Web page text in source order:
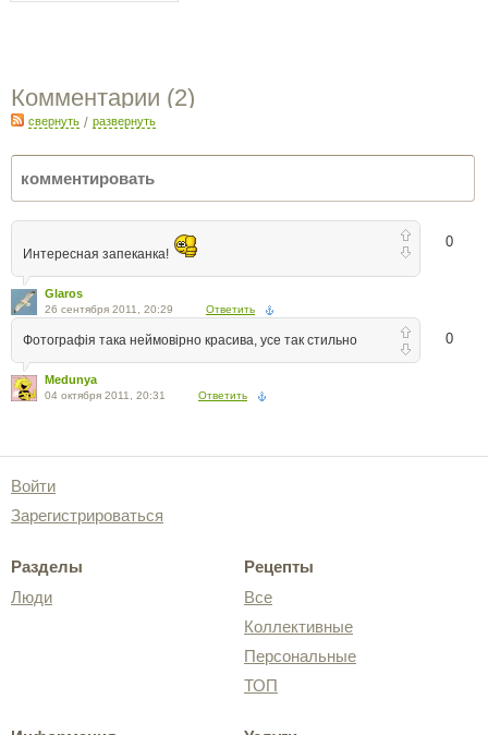
Комментарии (2)
свернуть / развернуть
0
Интересная запеканка!
Glaros
26 сентября 2011, 20:29 Ответить
0
Фотографія така неймовірно красива, усе так стильно
Medunya
04 октября 2011, 20:31 Ответить
Войти
Зарегистрироваться
Разделы
Люди
Рецепты
Все
Коллективные
Персональные
ТОП